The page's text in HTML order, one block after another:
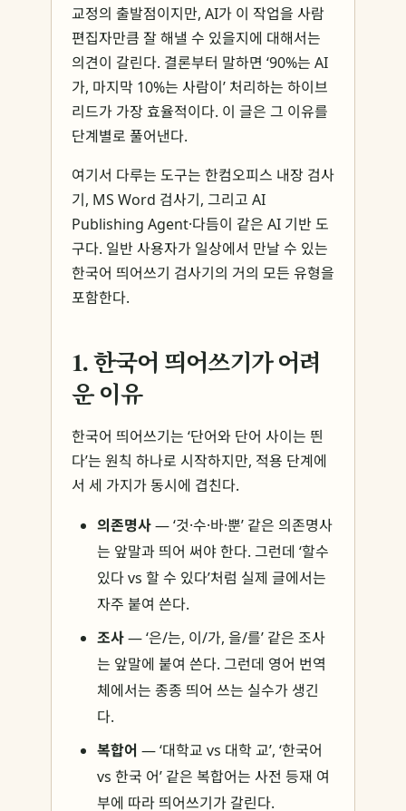
교정의 출발점이지만, AI가 이 작업을 사람
편집자만큼 잘 해낼 수 있을지에 대해서는
의견이 갈린다. 결론부터 말하면 ‘90%는 AI
가, 마지막 10%는 사람이’ 처리하는 하이브
리드가 가장 효율적이다. 이 글은 그 이유를
단계별로 풀어낸다.
여기서 다루는 도구는 한컴오피스 내장 검사
기, MS Word 검사기, 그리고 AI
Publishing Agent·다듬이 같은 AI 기반 도
구다. 일반 사용자가 일상에서 만날 수 있는
한국어 띄어쓰기 검사기의 거의 모든 유형을
포함한다.
1. 한국어 띄어쓰기가 어려
운 이유
한국어 띄어쓰기는 ‘단어와 단어 사이는 띈
다’는 원칙 하나로 시작하지만, 적용 단계에
서 세 가지가 동시에 겹친다.
의존명사— ‘것·수·바·뿐’ 같은 의존명사
는 앞말과 띄어 써야 한다. 그런데 ‘할수
있다 vs 할 수 있다’처럼 실제 글에서는
자주 붙여 쓴다.
조사— ‘은/는, 이/가, 을/를’ 같은 조사
는 앞말에 붙여 쓴다. 그런데 영어 번역
체에서는 종종 띄어 쓰는 실수가 생긴
다.
복합어 — ‘대학교 vs 대학 교’, ‘한국어
vs 한국 어’ 같은 복합어는 사전 등재 여
부에 따라 띄어쓰기가 갈린다.